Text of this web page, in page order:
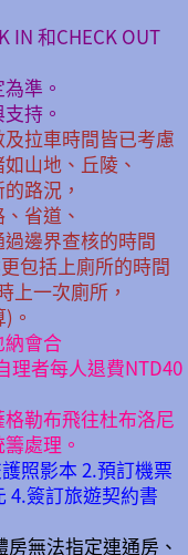
IN 和CHECK OUT
準。
持。
拉車時間皆已考慮
山地、丘陵、
路況，
省道、
邊界查核的時間
包括上廁所的時間
上一次廁所，
。
會合
理者每人退費NTD40
勒布飛往杜布洛尼
處理。
照影本 2.預訂機票
4.簽訂旅遊契約書
無法指定連通房、